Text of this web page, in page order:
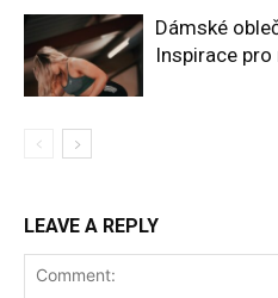
Dámské
Inspirace
LEAVE A REPLY